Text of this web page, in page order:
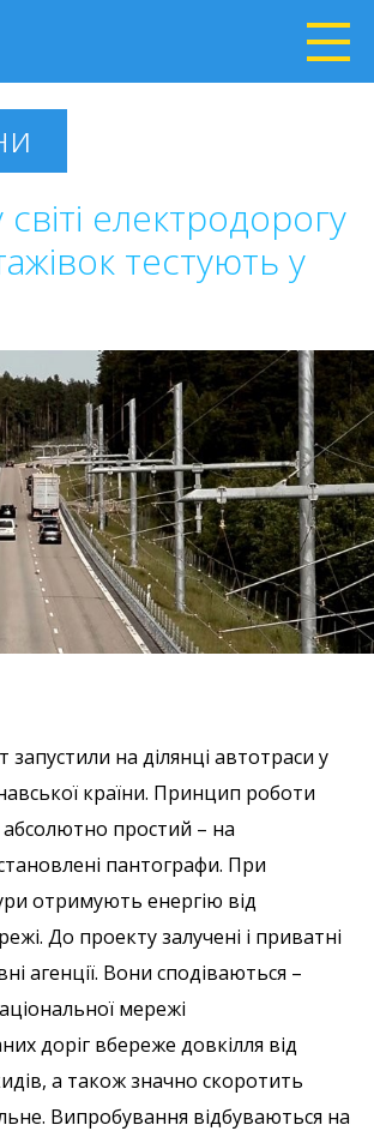
електродорогу
тестують у
на ділянці автотраси у
країни. Принцип роботи
абсолютно простий – на
пантографи. При
отримують енергію від
До проекту залучені і приватні
агенції. Вони сподіваються –
мережі
доріг вбереже довкілля від
а також значно скоротить
Випробування відбуваються на